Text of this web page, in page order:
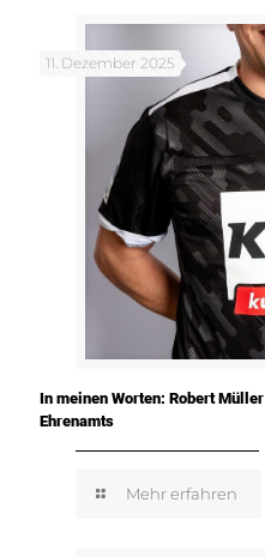
11. Dezember 2025
In meinen Worten: Robert
Ehrenamts
Mehr erfahren